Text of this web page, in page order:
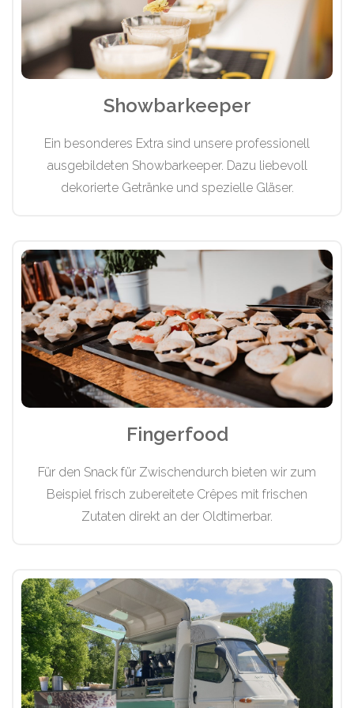
Showbarkeeper
Ein besonderes Extra sind unsere professionell
ausgebildeten Showbarkeeper. Dazu liebevoll
dekorierte Getränke und spezielle Gläser.
Fingerfood
Für den Snack für Zwischendurch bieten wir zum
Beispiel frisch zubereitete Crêpes mit frischen
Zutaten direkt an der Oldtimerbar.